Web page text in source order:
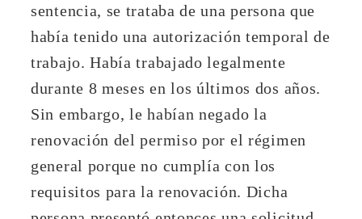
sentencia, se trataba de una persona que
había tenido una autorización temporal de
trabajo. Había trabajado legalmente
durante 8 meses en los últimos dos años.
Sin embargo, le habían negado la
renovación del permiso por el régimen
general porque no cumplía con los
requisitos para la renovación. Dicha